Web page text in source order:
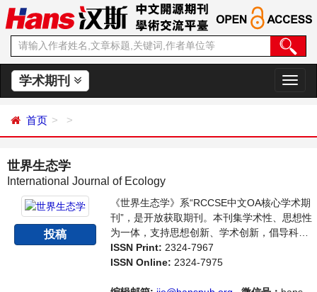
学术期刊
切
换
首页
世界生态学
International Journal of Ecology
投稿
《世界生态学》系“RCCSE中文OA核心学术期
刊”，是开放获取期刊。本刊集学术性、思想性
为一体，支持思想创新、学术创新，倡导科学
并致力于学术的繁荣，旨在给世界范围内的生
态学研究者、环境工作者等研究并生态环境发
ISSN Print: 2324-7967
ISSN Online: 2324-7975